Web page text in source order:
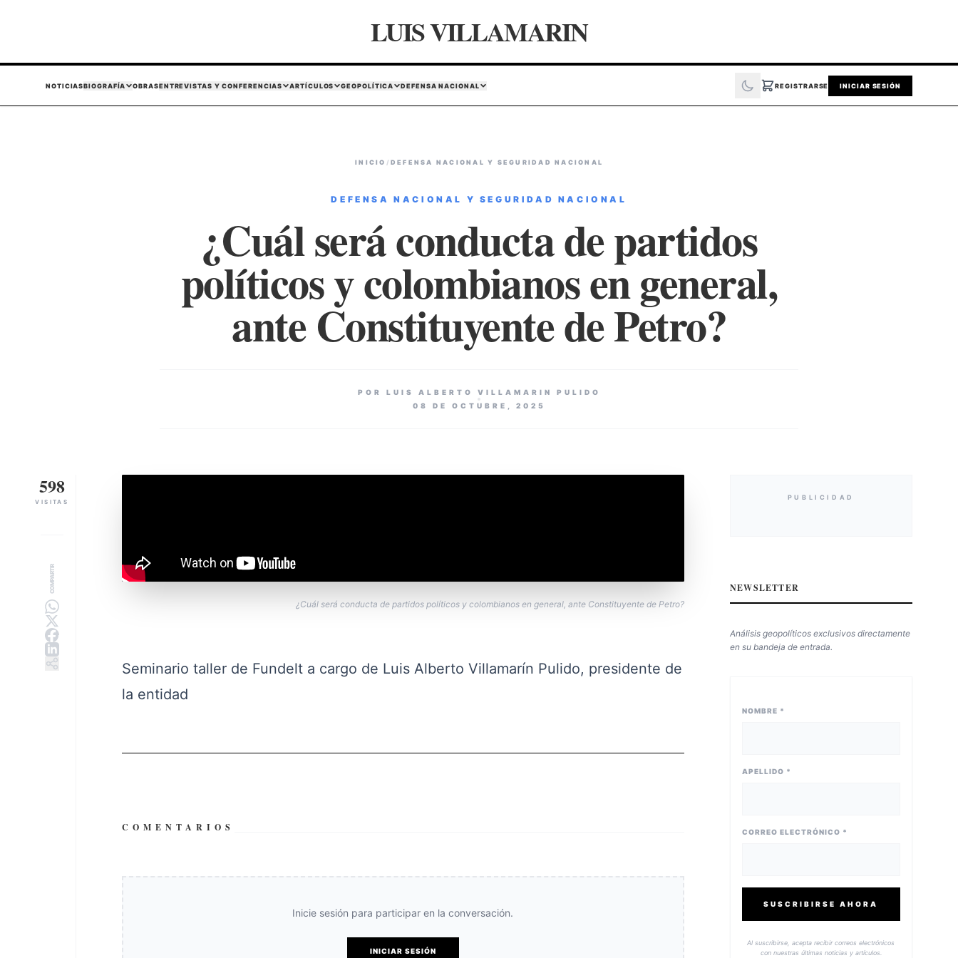
LUIS VILLAMARIN
NOTICIASBIOGRAFÍA OBRASENTREVISTAS Y CONFERENCIAS ARTÍCULOS GEOPOLÍTICA DEFENSA NACIONAL REGISTRARSE INICIAR SESIÓN
INICIO / DEFENSA NACIONAL Y SEGURIDAD NACIONAL
DEFENSA NACIONAL Y SEGURIDAD NACIONAL
¿Cuál será conducta de partidos
políticos y colombianos en general,
ante Constituyente de Petro?
POR LUIS ALBERTO VILLAMARIN PULIDO
08 DE OCTUBRE, 2025
598
VISITAS
COMPARTIR
¿Cuál será conducta de partidos políticos y colombianos en general, ante Constituyente de Petro?
Seminario taller de Fundelt a cargo de Luis Alberto Villamarín Pulido, presidente de
la entidad
COMENTARIOS
Inicie sesión para participar en la conversación.
INICIAR SESIÓN
PUBLICIDAD
NEWSLETTER
Análisis geopolíticos exclusivos directamente
en su bandeja de entrada.
NOMBRE *
APELLIDO *
CORREO ELECTRÓNICO *
SUSCRIBIRSE AHORA
Al suscribirse, acepta recibir correos electrónicos
con nuestras últimas noticias y artículos.